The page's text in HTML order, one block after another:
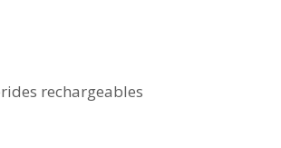
rechargeables